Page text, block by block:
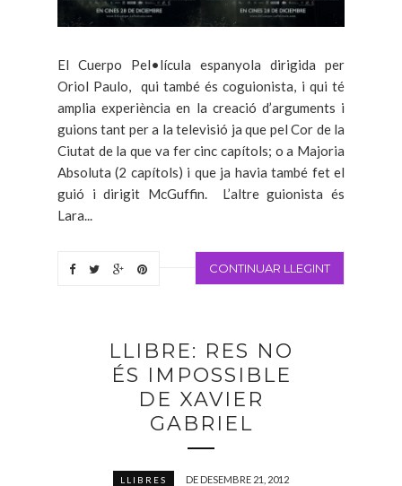
El Cuerpo Pel•lícula espanyola dirigida per
Oriol Paulo, qui també és coguionista, i qui té
amplia experiència en la creació d’arguments i
guions tant per a la televisió ja que pel Cor de la
Ciutat de la que va fer cinc capítols; o a Majoria
Absoluta (2 capítols) i que ja havia també fet el
guió i dirigit McGuffin. L’altre guionista és
Lara...
CONTINUAR LLEGINT
LLIBRE: RES NO
ÉS IMPOSSIBLE
DE XAVIER
GABRIEL
LLIBRES DE DESEMBRE 21, 2012